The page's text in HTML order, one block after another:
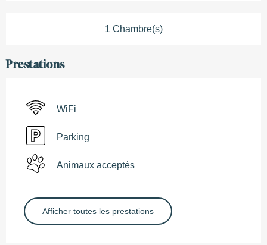
1 Chambre(s)
Prestations
WiFi
Parking
Animaux acceptés
Afficher toutes les prestations